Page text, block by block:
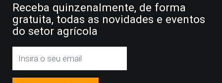
Receba quinzenalmente, de forma
gratuita, todas as novidades e eventos
do setor agrícola